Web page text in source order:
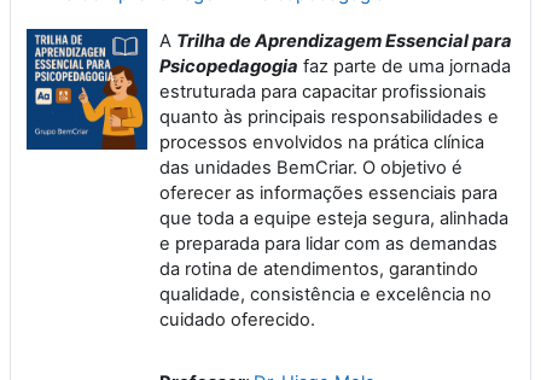
A Trilha de Aprendizagem Essencial para
Psicopedagogia faz parte de uma jornada
estruturada para capacitar profissionais
quanto às principais responsabilidades e
processos envolvidos na prática clínica
das unidades BemCriar. O objetivo é
oferecer as informações essenciais para
que toda a equipe esteja segura, alinhada
e preparada para lidar com as demandas
da rotina de atendimentos, garantindo
qualidade, consistência e excelência no
cuidado oferecido.